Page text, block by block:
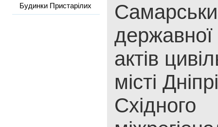
Будинки Пристарілих
державної
актів
місті
Східного